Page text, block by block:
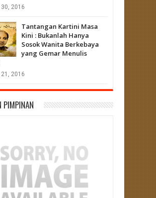
30, 2016
Tantangan Kartini Masa
Kini : Bukanlah Hanya
Sosok Wanita Berkebaya
yang Gemar Menulis
21, 2016
PIMPINAN